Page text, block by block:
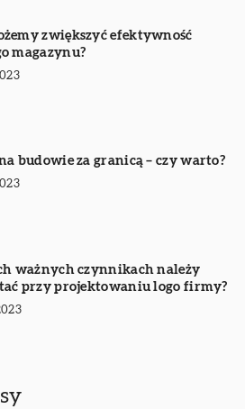
zwiększyć efektywność
magazynu?
budowie za granicą – czy warto?
ważnych czynnikach należy
przy projektowaniu logo firmy?